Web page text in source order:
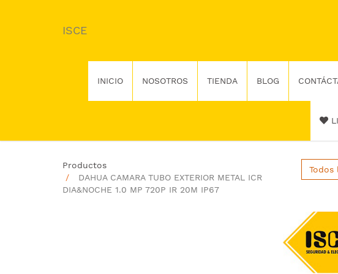
ISCE
INICIO NOSOTROS TIENDA BLOG
Productos
DAHUA CAMARA TUBO EXTERIOR METAL ICR
DIA&NOCHE 1.0 MP 720P IR 20M IP67
Todos